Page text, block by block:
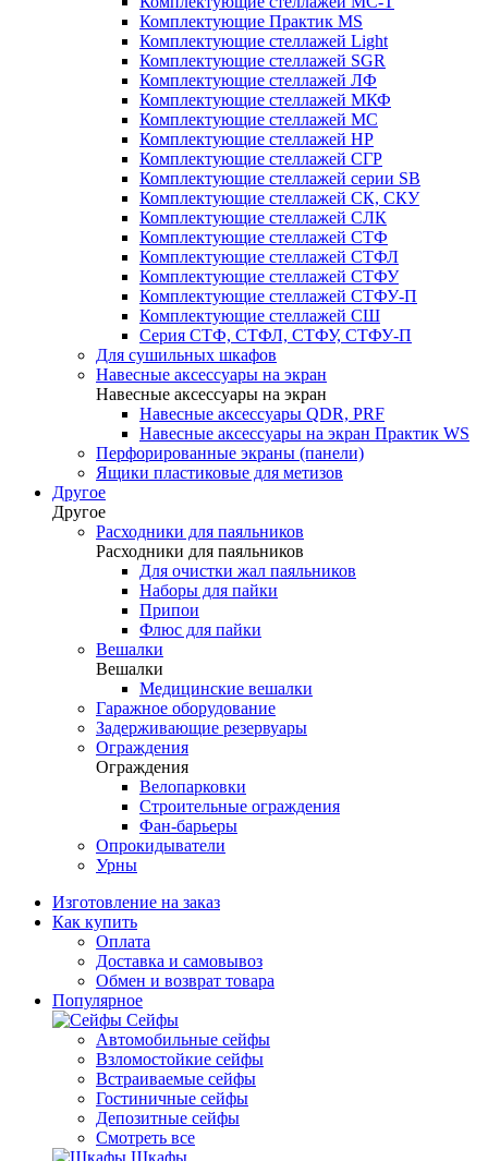
Комплектующие Практик MS
Комплектующие стеллажей Light
Комплектующие стеллажей SGR
Комплектующие стеллажей ЛФ
Комплектующие стеллажей МКФ
Комплектующие стеллажей МС
Комплектующие стеллажей НР
Комплектующие стеллажей СГР
Комплектующие стеллажей серии SB
Комплектующие стеллажей СК, СКУ
Комплектующие стеллажей СЛК
Комплектующие стеллажей СТФ
Комплектующие стеллажей СТФЛ
Комплектующие стеллажей СТФУ
Комплектующие стеллажей СТФУ-П
Комплектующие стеллажей СШ
Серия СТФ, СТФЛ, СТФУ, СТФУ-П
Для сушильных шкафов
Навесные аксессуары на экран
Навесные аксессуары на экран
Навесные аксессуары QDR, PRF
Навесные аксессуары на экран Практик WS
Перфорированные экраны (панели)
Ящики пластиковые для метизов
Другое
Другое
Расходники для паяльников
Расходники для паяльников
Для очистки жал паяльников
Наборы для пайки
Припои
Флюс для пайки
Вешалки
Вешалки
Медицинские вешалки
Гаражное оборудование
Задерживающие резервуары
Ограждения
Ограждения
Велопарковки
Строительные ограждения
Фан-барьеры
Опрокидыватели
Урны
Изготовление на заказ
Как купить
Оплата
Доставка и самовывоз
Обмен и возврат товара
Популярное
Сейфы
Автомобильные сейфы
Взломостойкие сейфы
Встраиваемые сейфы
Гостиничные сейфы
Депозитные сейфы
Смотреть все
Шкафы